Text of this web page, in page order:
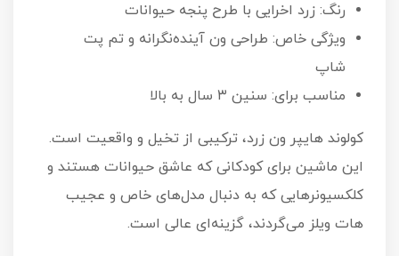
رنگ: زرد اخرایی با طرح پنجه حیوانات
ویژگی خاص: طراحی ون آینده‌نگرانه و تم پت
شاپ
مناسب برای: سنین ۳ سال به بالا
کولوند هایپر ون زرد، ترکیبی از تخیل و واقعیت است.
این ماشین برای کودکانی که عاشق حیوانات هستند و
کلکسیونرهایی که به دنبال مدل‌های خاص و عجیب
هات ویلز می‌گردند، گزینه‌ای عالی است.